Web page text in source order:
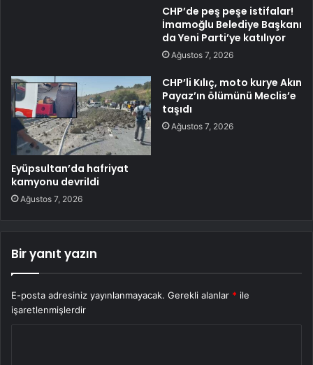
CHP’de peş peşe istifalar!
İmamoğlu Belediye Başkanı
da Yeni Parti’ye katılıyor
Ağustos 7, 2026
Eyüpsultan’da hafriyat
kamyonu devrildi
Ağustos 7, 2026
CHP’li Kılıç, moto kurye Akın
Payaz’ın ölümünü Meclis’e
taşıdı
Ağustos 7, 2026
Bir yanıt yazın
E-posta adresiniz yayınlanmayacak. Gerekli alanlar * ile
işaretlenmişlerdir